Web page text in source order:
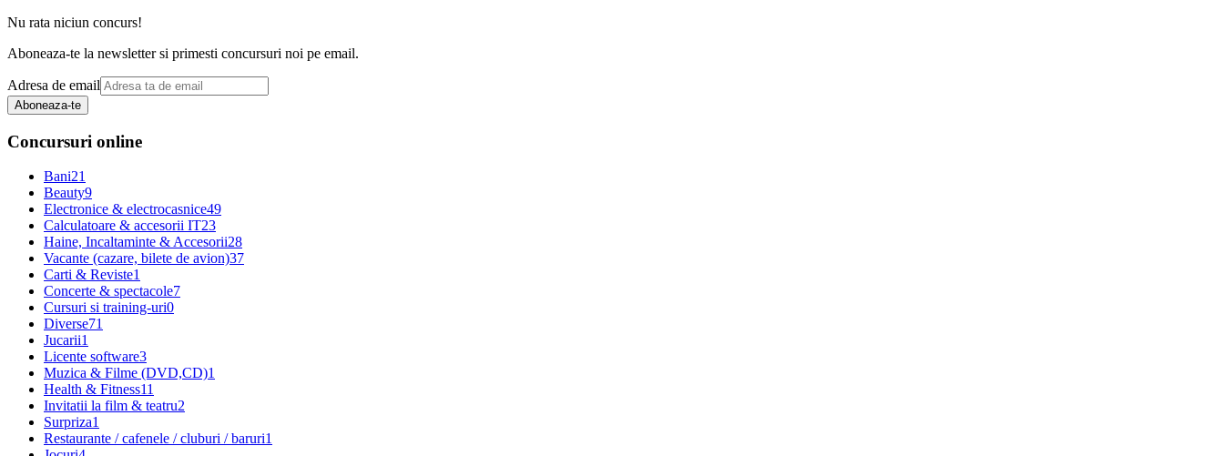
Nu rata niciun concurs!
Aboneaza-te la newsletter si primesti concursuri noi pe email.
Adresa de email
Aboneaza-te
Concursuri online
Bani21
Beauty9
Electronice & electrocasnice49
Calculatoare & accesorii IT23
Haine, Incaltaminte & Accesorii28
Vacante (cazare, bilete de avion)37
Carti & Reviste1
Concerte & spectacole7
Cursuri si training-uri0
Diverse71
Jucarii1
Licente software3
Muzica & Filme (DVD,CD)1
Health & Fitness11
Invitatii la film & teatru2
Surpriza1
Restaurante / cafenele / cluburi / baruri1